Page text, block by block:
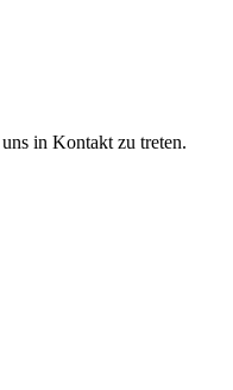
in Kontakt zu treten.